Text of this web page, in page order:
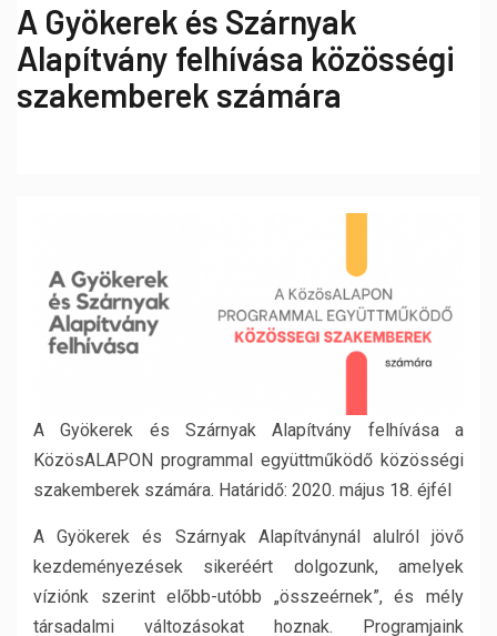
A Gyökerek és Szárnyak
Alapítvány felhívása közösségi
szakemberek számára
A Gyökerek és Szárnyak Alapítvány felhívása a
KözösALAPON programmal együttműködő közösségi
szakemberek számára. Határidő: 2020. május 18. éjfél
A Gyökerek és Szárnyak Alapítványnál alulról jövő
kezdeményezések sikeréért dolgozunk, amelyek
víziónk szerint előbb-utóbb „összeérnek”, és mély
társadalmi változásokat hoznak. Programjaink